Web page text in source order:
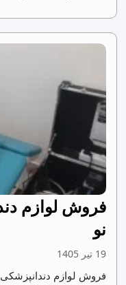
فروش لوازم
نو
19 تیر 1405
فروش لوازم